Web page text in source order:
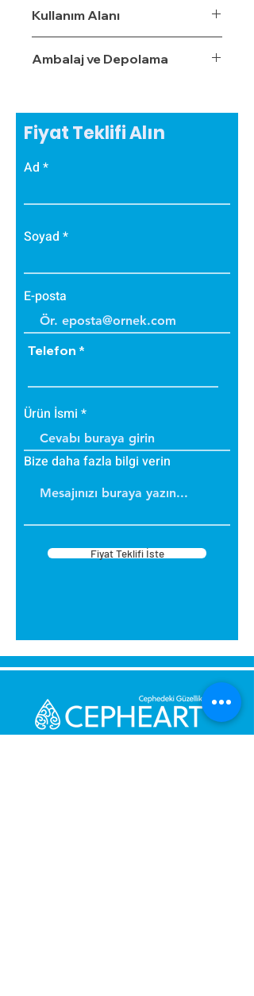
Kullanım Alanı
Ambalaj ve Depolama
Fiyat Teklifi Alın
Ad
Soyad
E-posta
Telefon
Ürün İsmi
Bize daha fazla bilgi verin
Fiyat Teklifi İste